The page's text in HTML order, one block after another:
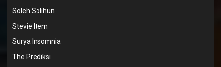
Soleh Solihun
Stevie Item
Surya Insomnia
The Prediksi